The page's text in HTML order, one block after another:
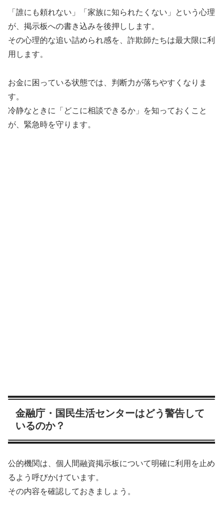
「誰にも頼れない」「家族に知られたくない」という心理
が、掲示板への書き込みを後押しします。
その心理的な追い詰められ感を、詐欺師たちは最大限に利
用します。
お金に困っている状態では、判断力が落ちやすくなりま
す。
冷静なときに「どこに相談できるか」を知っておくこと
が、緊急時を守ります。
金融庁・国民生活センターはどう警告して
いるのか？
公的機関は、個人間融資掲示板について明確に利用を止め
るよう呼びかけています。
その内容を確認しておきましょう。